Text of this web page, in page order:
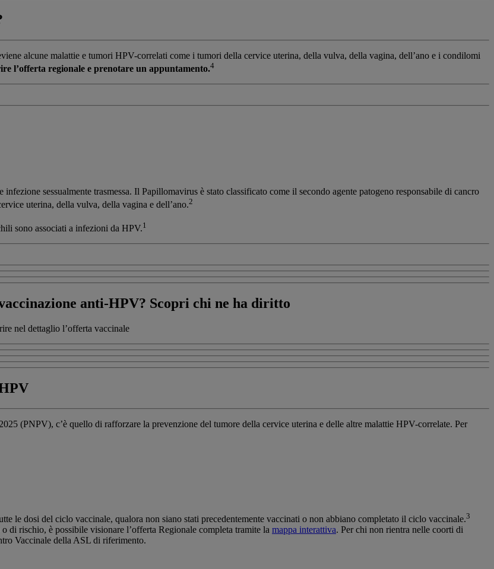
alcune malattie e tumori HPV-correlati come i tumori della cervice uterina, della vulva, della vagina, dell’ano e i condilomi
l’offerta regionale e prenotare un appuntamento.4
sessualmente trasmessa. Il Papillomavirus è stato classificato come il secondo agente patogeno responsabile di cancro
uterina, della vulva, della vagina e dell’ano.2
sono associati a infezioni da HPV.1
anti-HPV? Scopri chi ne ha diritto
nel dettaglio l’offerta vaccinale
(PNPV), c’è quello di rafforzare la prevenzione del tumore della cervice uterina e delle altre malattie HPV-correlate. Per
le dosi del ciclo vaccinale, qualora non siano stati precedentemente vaccinati o non abbiano completato il ciclo vaccinale.3
di rischio, è possibile visionare l’offerta Regionale completa tramite la mappa interattiva. Per chi non rientra nelle coorti di
Vaccinale della ASL di riferimento.